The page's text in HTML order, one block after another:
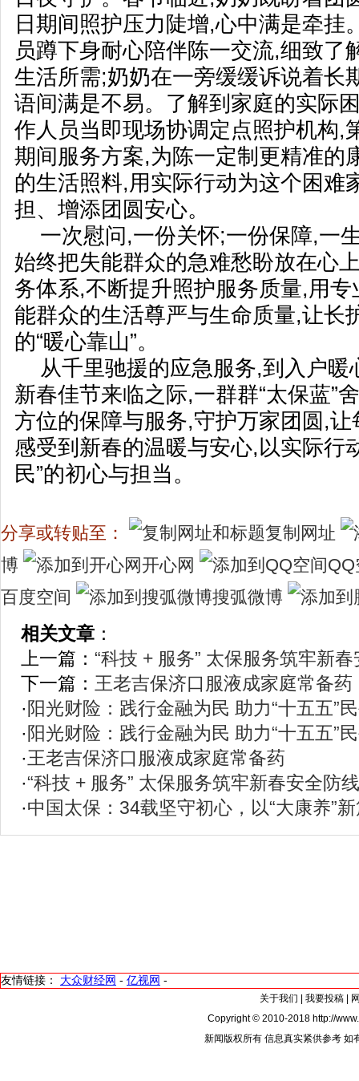
日期间照护压力陡增,心中满是牵挂
员蹲下身耐心陪伴陈一交流,细致了
生活所需;奶奶在一旁缓缓诉说着长
语间满是不易。了解到家庭的实际
作人员当即现场协调定点照护机构,
期间服务方案,为陈一定制更精准的
的生活照料,用实际行动为这个困难
担、增添团圆安心。
一次慰问,一份关怀;一份保障,一
始终把失能群众的急难愁盼放在心
务体系,不断提升照护服务质量,用
能群众的生活尊严与生命质量,让长
的“暖心靠山”。
从千里驰援的应急服务,到入户
新春佳节来临之际,一群群“太保蓝”
方位的保障与服务,守护万家团圆,
感受到新春的温暖与安心,以实际行
民”的初心与担当。
分享或转贴至：
复制网址
博
开心网
百度空间
搜弧微博
相关文章 ：
上一篇： “科技 + 服务” 太保服务筑牢新
下一篇： 王老吉保济口服液成家庭常备药
·阳光财险：践行金融为民 助力“十五五”
·阳光财险：践行金融为民 助力“十五五”
·王老吉保济口服液成家庭常备药
·“科技 + 服务” 太保服务筑牢新春安全防线
·中国太保：34载坚守初心，以“大康养”
友情链接： 大众财经网 - 亿视网 -
关于我们 我要投稿|
Copyright © 2010-2018 http://
新闻版权所有 信息真实紧供参考